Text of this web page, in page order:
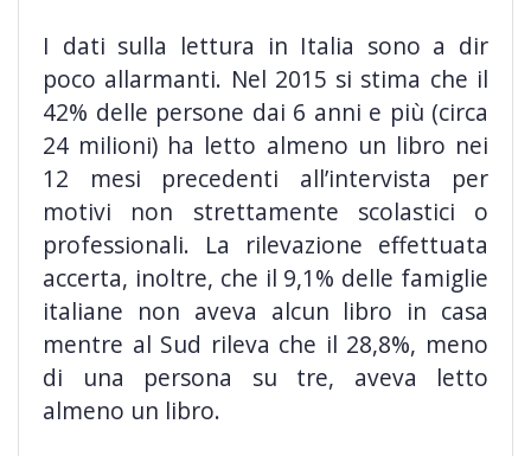
I dati sulla lettura in Italia sono a dir
poco allarmanti. Nel 2015 si stima che il
42% delle persone dai 6 anni e più (circa
24 milioni) ha letto almeno un libro nei
12 mesi precedenti all’intervista per
motivi non strettamente scolastici o
professionali. La rilevazione effettuata
accerta, inoltre, che il 9,1% delle famiglie
italiane non aveva alcun libro in casa
mentre al Sud rileva che il 28,8%, meno
di una persona su tre, aveva letto
almeno un libro.